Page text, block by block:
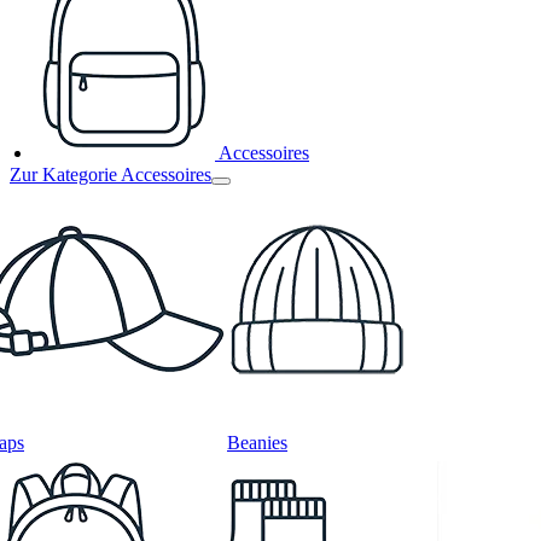
Accessoires
Zur Kategorie Accessoires
Beanies